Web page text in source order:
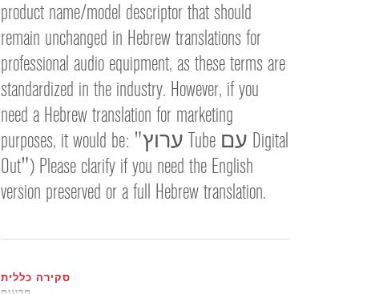
product name/model descriptor that should
remain unchanged in Hebrew translations for
professional audio equipment, as these terms are
standardized in the industry. However, if you
need a Hebrew translation for marketing
purposes, it would be: "ערוץ Tube עם Digital
Out") Please clarify if you need the English
version preserved or a full Hebrew translation.
סקירה כללית